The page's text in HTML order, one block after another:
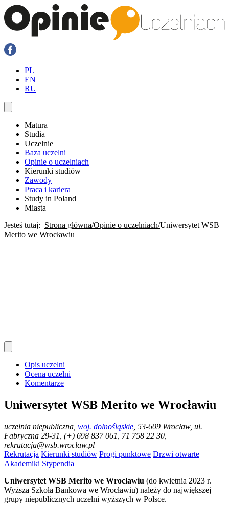
PL
EN
RU
Matura
Studia
Uczelnie
Baza uczelni
Opinie o uczelniach
Kierunki studiów
Zawody
Praca i kariera
Study in Poland
Miasta
Jesteś tutaj: Strona główna Opinie o uczelniach Uniwersytet WSB
Merito we Wrocławiu
Opis uczelni
Ocena uczelni
Komentarze
Uniwersytet WSB Merito we Wrocławiu
uczelnia niepubliczna woj. dolnośląskie , 53-609 Wrocław, ul.
Fabryczna 29-31, (+) 698 837 061, 71 758 22 30,
rekrutacja@wsb.wroclaw.pl
Rekrutacja Kierunki studiów Progi punktowe Drzwi otwarte
Akademiki Stypendia
Uniwersytet WSB Merito we Wrocławiu (do kwietnia 2023 r.
Wyższa Szkoła Bankowa we Wrocławiu) należy do największej
grupy niepublicznych uczelni wyższych w Polsce.